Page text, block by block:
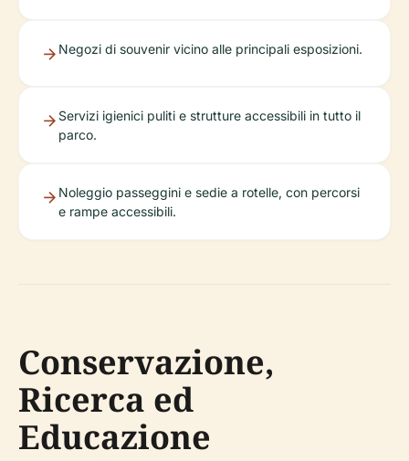
Negozi di souvenir vicino alle principali esposizioni.
Servizi igienici puliti e strutture accessibili in tutto il
parco.
Noleggio passeggini e sedie a rotelle, con percorsi
e rampe accessibili.
Conservazione,
Ricerca ed
Educazione